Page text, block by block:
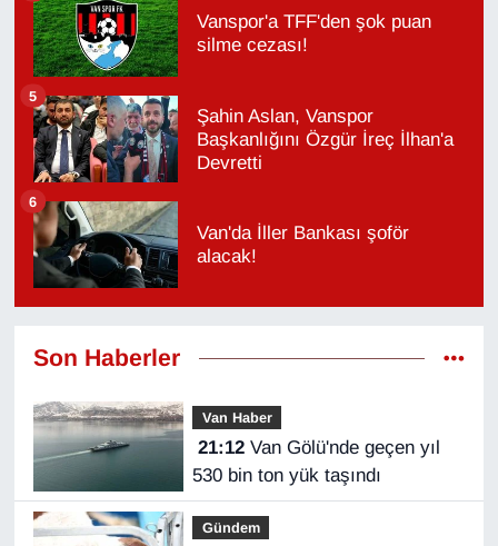
Vanspor'a TFF'den şok puan
silme cezası!
Şahin Aslan, Vanspor
Başkanlığını Özgür İreç İlhan'a
Devretti
5
Van'da İller Bankası şoför
alacak!
6
Son Haberler
Van Haber
21:12Van Gölü'nde geçen yıl
530 bin ton yük taşındı
Gündem